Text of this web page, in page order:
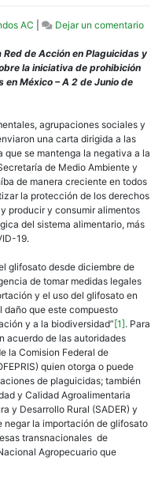
AC Dejar un comentarioen
a
de
uso,
de
Civil
de Acción en Plaguicidas y
la iniciativa de prohibición
México – A 2 de Junio de
agrupaciones sociales y
una carta dirigida a las
se mantenga la negativa a la
de Medio Ambiente y
de manera creciente en todos
la protección de los derechos
producir y consumir alimentos
del sistema alimentario, más
19.
glifosato desde diciembre de
de tomar medidas legales
y el uso del glifosato en
que este compuesto
y a la biodiversidad”[1]. Para
acuerdo de las autoridades
la Comision Federal de
quien otorga o puede
de plaguicidas; también
y Calidad Agroalimentaria
y Desarrollo Rural (SADER) y
negar la importación de glifosato
transnacionales de
Agropecuario que